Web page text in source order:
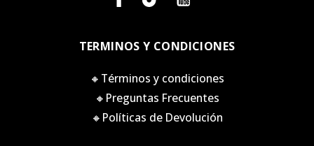
TERMINOS Y CONDICIONES
🔸Términos y condiciones
🔸Preguntas Frecuentes
🔸Políticas de Devolución